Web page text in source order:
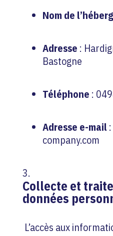
Nom de
Adresse :
Bastogne
Téléphone :
Adresse e-mail:
company.com
Collecte et
données
L’accès aux